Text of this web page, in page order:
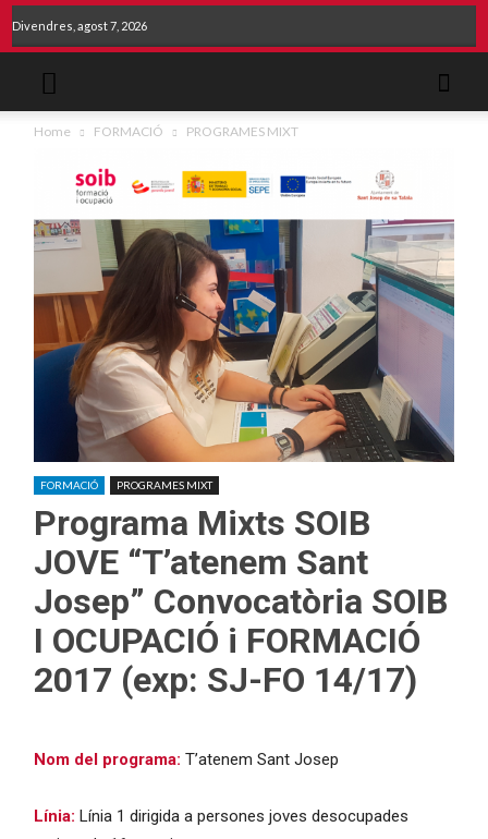
Divendres, agost 7, 2026
Home FORMACIÓ PROGRAMES MIXT
FORMACIÓ PROGRAMES MIXT
Programa Mixts SOIB
JOVE “T’atenem Sant
Josep” Convocatòria SOIB
I OCUPACIÓ i FORMACIÓ
2017 (exp: SJ-FO 14/17)
Nom del programa: T’atenem Sant Josep
Línia: Línia 1 dirigida a persones joves desocupades